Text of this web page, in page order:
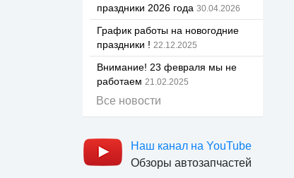
праздники 2026 года 30.04.2026
График работы на новогодние
праздники ! 22.12.2025
Внимание! 23 февраля мы не
работаем 21.02.2025
Все новости
Наш канал на YouTube
Обзоры автозапчастей